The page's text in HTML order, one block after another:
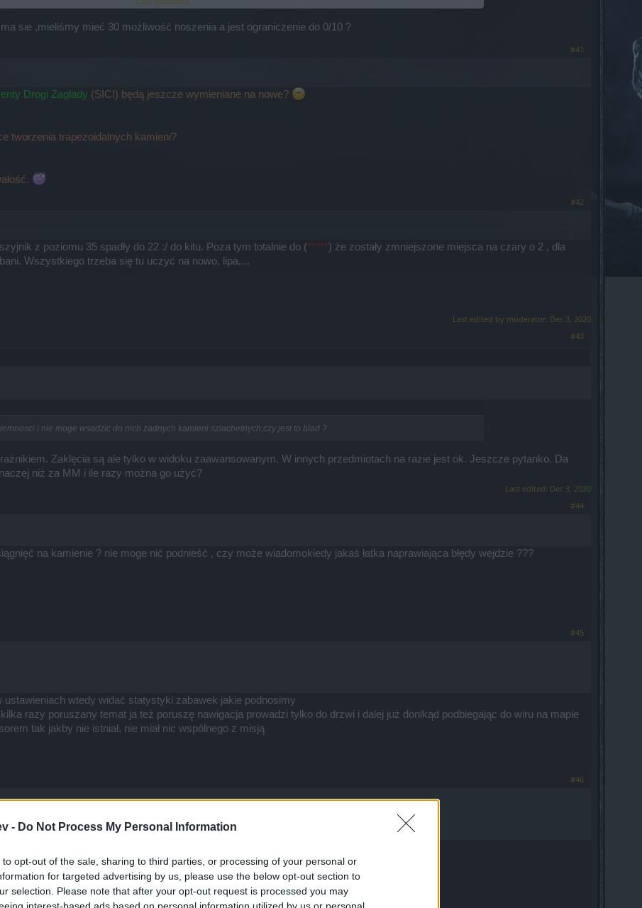
- Do Not Process My Personal Information
to opt-out of the sale, sharing to third parties, or processing of your personal or
for targeted advertising by us, please use the below opt-out section to
selection. Please note that after your opt-out request is processed you may
interest-based ads based on personal information utilized by us or personal
zgłoszony.
sie ,mieliśmy mieć 30 możliwość noszenia a jest ograniczenie do 0/10 ?
#41
Drogi Zagłady (SIC!) będą jeszcze wymieniane na nowe?
tworzenia trapezoidalnych kamieni?
#42
z poziomu 35 spadły do 22 :/ do kitu. Poza tym totalnie do (*****) że zostały zmniejszone miejsca na czary o 2 , dla
Wszystkiego trzeba się tu uczyć na nowo, lipa....
Last edited by moderator: Dec 3, 2020
#43
i nie moge wsadzic do nich zadnych kamieni szlachetnych,czy jest to blad ?
Zaklęcia są ale tylko w widoku zaawansowanym. W innych przedmiotach na razie jest ok. Jeszcze pytanko. Da
niż za MM i ile razy można go użyć?
Last edited: Dec 3, 2020
#44
na kamienie ? nie moge nić podnieść , czy może wiadomokiedy jakaś łatka naprawiająca błędy wejdzie ???
#45
ustawieniach wtedy widać statystyki zabawek jakie podnosimy
razy poruszany temat ja też poruszę nawigacja prowadzi tylko do drzwi i dalej już donikąd podbiegając do wiru na mapie
tak jakby nie istniał, nie miał nic wspólnego z misją
#46
ale co mi tam
jak zmieniacie lokalizacje?
w czoraj na poziomie 99% dzis to jest tylko 33%?